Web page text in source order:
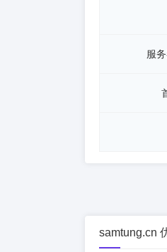
服
samtung.cn